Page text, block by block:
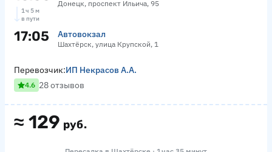
Донецк, проспект Ильича, 95
1 ч 5 м
в пути
17:05 Автовокзал
Шахтёрск, улица Крупской, 1
≈ 129 руб.
Перевозчик:ИП Некрасов А.А.
4.6 28 отзывов